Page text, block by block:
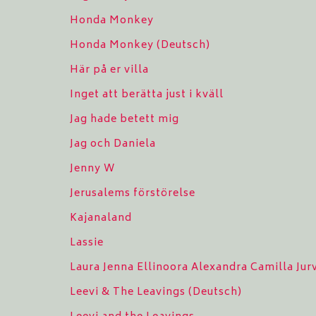
Honda Monkey
Honda Monkey (Deutsch)
Här på er villa
Inget att berätta just i kväll
Jag hade betett mig
Jag och Daniela
Jenny W
Jerusalems förstörelse
Kajanaland
Lassie
Laura Jenna Ellinoora Alexandra Camilla
Leevi & The Leavings (Deutsch)